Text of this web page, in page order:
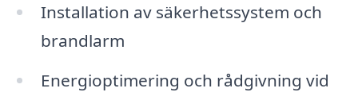
Installation av säkerhetssystem och
brandlarm
Energioptimering och rådgivning vid